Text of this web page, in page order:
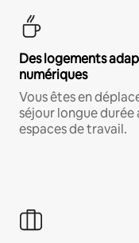
Des logements
numériques
Vous êtes en
séjour longue durée
espaces de travail.